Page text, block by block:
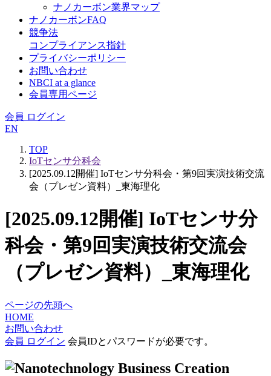
ナノカーボン業界マップ
ナノカーボンFAQ
競争法
コンプライアンス指針
プライバシーポリシー
お問い合わせ
NBCI at a glance
会員専用ページ
会員 ログイン
EN
TOP
IoTセンサ分科会
[2025.09.12開催] IoTセンサ分科会・第9回実演技術交流
会（プレゼン資料）_東海理化
[2025.09.12開催] IoTセンサ分
科会・第9回実演技術交流会
（プレゼン資料）_東海理化
ページの先頭へ
HOME
お問い合わせ
会員 ログイン 会員IDとパスワードが必要です。